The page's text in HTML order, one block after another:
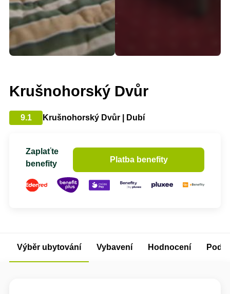
Krušnohorský Dvůr
9.1 Krušnohorský Dvůr | Dubí
Zaplaťte
benefity
Platba benefity
Výběr ubytování Vybavení Hodnocení